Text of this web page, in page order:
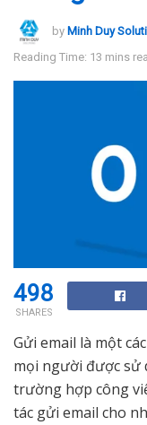
by Minh Duy
Reading Time: 13 mins
498
SHARES
Gửi email là một
mọi người được sử
trường hợp công
tác gửi email cho